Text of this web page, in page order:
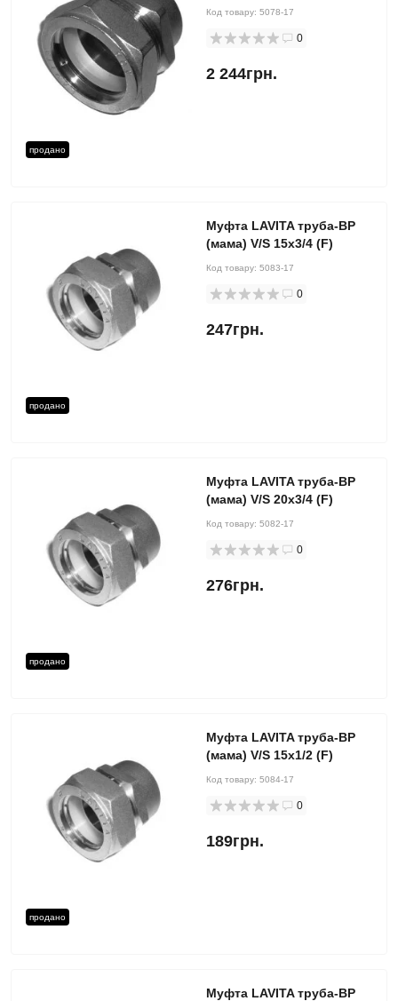
продано
Код товару: 5078-17
0
2 244грн.
продано
Муфта LAVITA труба-ВР
(мама) V/S 15x3/4 (F)
Код товару: 5083-17
0
247грн.
продано
Муфта LAVITA труба-ВР
(мама) V/S 20x3/4 (F)
Код товару: 5082-17
0
276грн.
продано
Муфта LAVITA труба-ВР
(мама) V/S 15x1/2 (F)
Код товару: 5084-17
0
189грн.
Муфта LAVITA труба-ВР